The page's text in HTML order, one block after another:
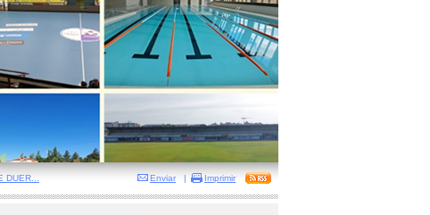
DUER... Enviar | Imprimir